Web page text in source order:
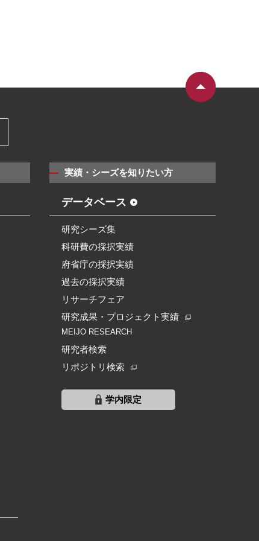
実績・シーズを知りたい方
データベース
研究シーズ集
科研費の採択実績
府省庁の採択実績
過去の採択実績
リサーチフェア
研究成果・プロジェクト実績
MEIJO RESEARCH
研究者検索
リポジトリ検索
学内限定